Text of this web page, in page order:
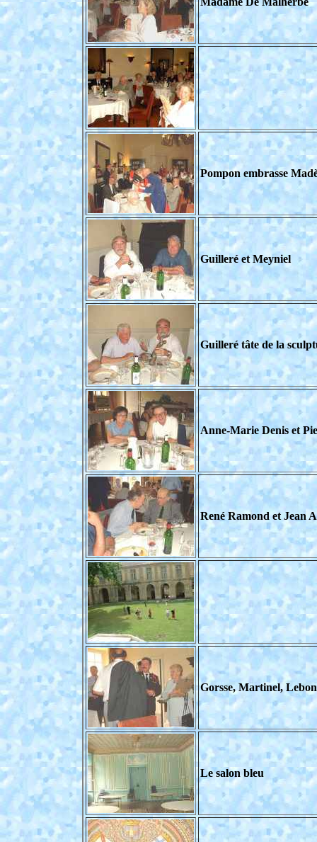
Pompon embrasse
Guilleré et Meyniel
Guilleré tâte de la
Anne-Marie Denis et
René Ramond et Jean
Gorsse, Martinel,
Le salon bleu